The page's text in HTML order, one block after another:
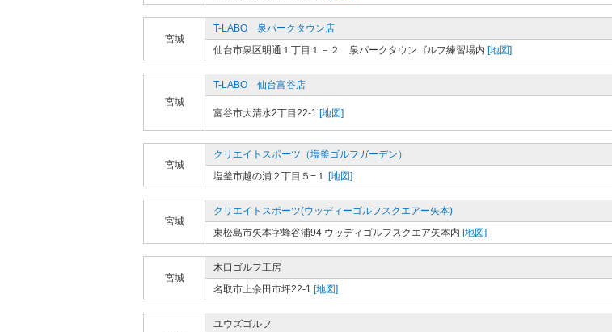
宮城
T-LABO 泉パークタウン店
仙台市泉区明通１丁目１－２ 泉パークタウンゴルフ練習場内 [地図]
宮城
T-LABO 仙台富谷店
富谷市大清水2丁目22-1 [地図]
宮城
クリエイトスポーツ（塩釜ゴルフガーデン）
塩釜市越の浦２丁目５−１ [地図]
宮城
クリエイトスポーツ(ウッディーゴルフスクエアー矢本)
東松島市矢本字蜂谷浦94 ウッディゴルフスクエア矢本内 [地図]
宮城
木口ゴルフ工房
名取市上余田市坪22-1 [地図]
ユウズゴルフ